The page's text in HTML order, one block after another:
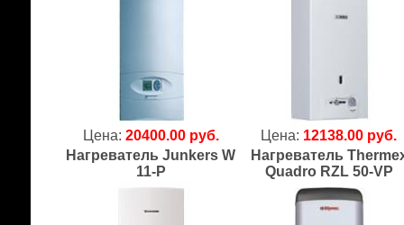
Цена: 20400.00 руб. Цена: 12138.00 руб.
Нагреватель Junkers W
11-P
Нагреватель
Quadro RZL 50-VP